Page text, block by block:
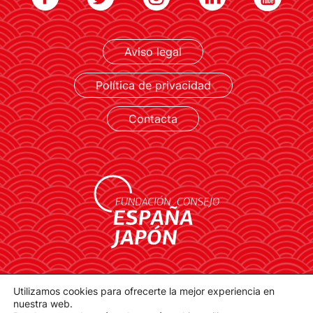
LEER MÁS
Aviso legal
Política de privacidad
Contacta
contacto@spainjapanfoundation.com
Plaza de la Provincia, 1. 28012 Madrid
Utilizamos cookies para ofrecerte la mejor experiencia en
nuestra web.